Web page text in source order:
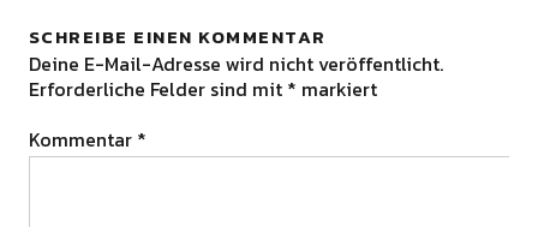
SCHREIBE EINEN KOMMENTAR
Deine E-Mail-Adresse wird nicht veröffentlicht.
Erforderliche Felder sind mit * markiert
Kommentar *